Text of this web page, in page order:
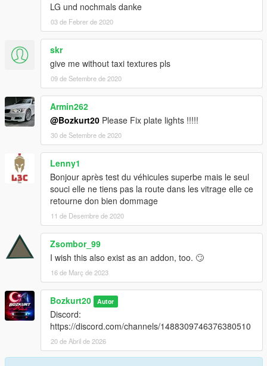
LG und nochmals danke
03 de Febrer de 2020
skr
give me without taxi textures pls
09 de Setembre de 2020
Armin262
@Bozkurt20 Please Fix plate lights !!!!!
30 de Setembre de 2020
Lenny1
Bonjour après test du véhicules superbe mais le seul
souci elle ne tiens pas la route dans les vitrage elle ce
retourne don bien dommage
11 de Desembre de 2020
Zsombor_99
I wish this also exist as an addon, too. 🙄
16 de Març de 2023
Bozkurt20 Autor
Discord:
https://discord.com/channels/1488309746376380510
20 de Abril de 2026